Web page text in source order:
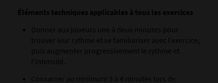
Éléments techniques applicables à tous les exercices
Donner aux joueurs une à deux minutes pour
trouver leur rythme et se familiariser avec l’exercice,
puis augmenter progressivement le rythme et
l'intensité.
Consacrer au minimum 3 à 4 minutes lors de